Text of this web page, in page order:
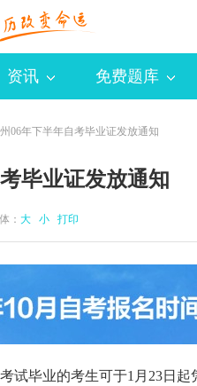
资讯 免费题库
06年下半年自考毕业证发放通知
毕业证发放通知
： 大 小 打印
毕业的考生可于1月23日起